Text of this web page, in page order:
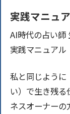
実践マニュ
AI時代の占い師
実践マニュアル
私と同じように
い）で生き残
ネスオーナー